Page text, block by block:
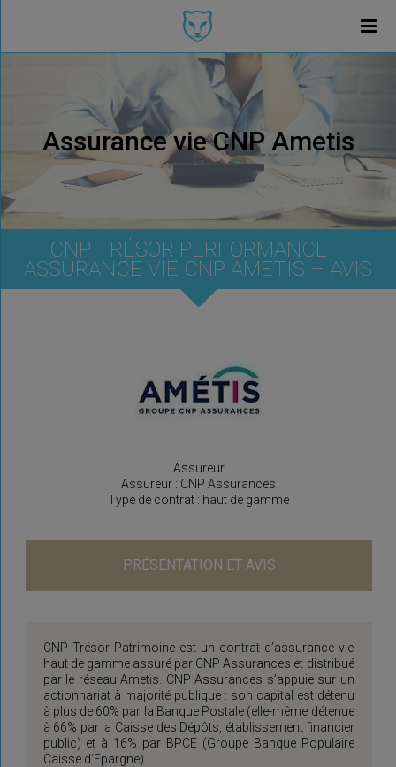
Assurance vie CNP Ametis
CNP TRÉSOR PERFORMANCE –
ASSURANCE VIE CNP AMETIS – AVIS
Assureur
Assureur : CNP Assurances
Type de contrat : haut de gamme
PRÉSENTATION ET AVIS
CNP Trésor Patrimoine est un contrat d’assurance vie
haut de gamme assuré par CNP Assurances et distribué
par le réseau Ametis. CNP Assurances s’appuie sur un
actionnariat à majorité publique : son capital est détenu
à plus de 60% par la Banque Postale (elle-même détenue
à 66% par la Caisse des Dépôts, établissement financier
public) et à 16% par BPCE (Groupe Banque Populaire
Caisse d’Epargne).